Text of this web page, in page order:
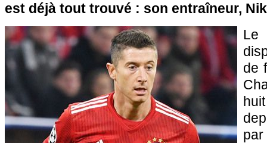
est déjà tout trouvé : son entraîneur,
Le
de